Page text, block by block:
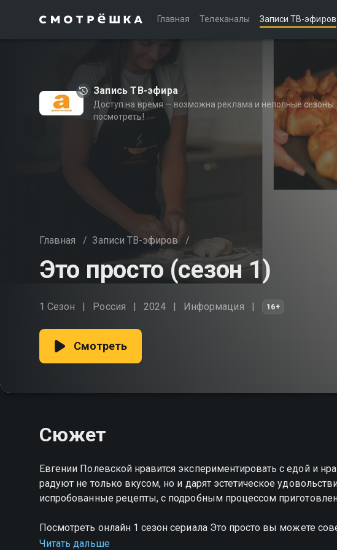
Главная Телеканалы Записи ТВ-эфиров
Запись ТВ-эфира
Доступ на время — возможна реклама и неполные сезоны.
посмотреть!
Главная / Записи ТВ-эфиров /
Это просто (сезон 1)
1 Сезон Россия 2024 Информация 16+
Смотреть
Сюжет
Евгении Полевской нравится экспериментировать с едой и
радуют не только вкусом, но и дарят эстетическое
испробованные рецепты, с подробным процессом
Посмотреть онлайн 1 сезон сериала Это просто вы можете
качестве на Смотрёшке
Читать дальше